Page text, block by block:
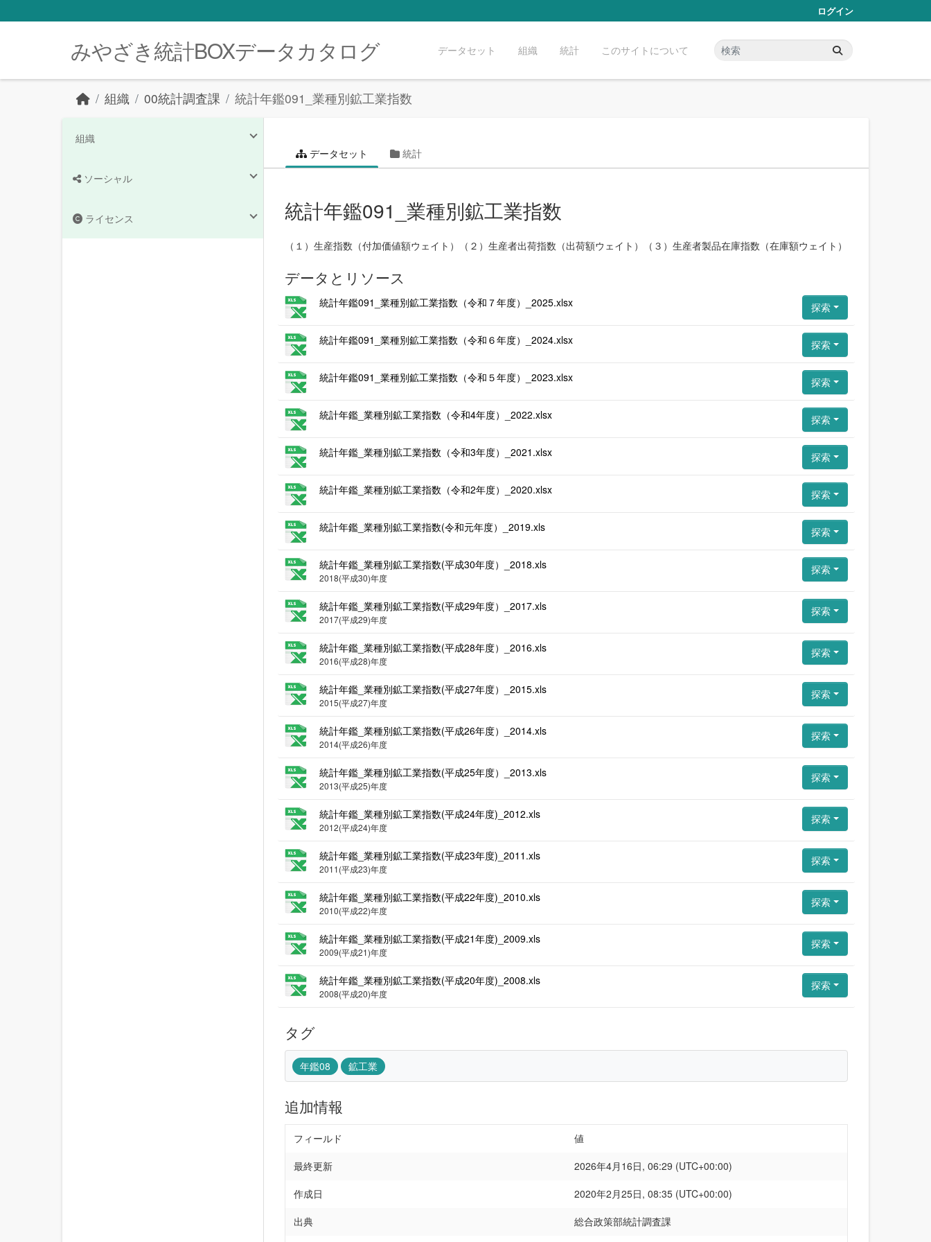
ログイン
みやざき統計BOXデータカタログ データセット 組織 統計 このサイトについて
組織 00統計調査課 統計年鑑091_業種別鉱工業指数
組織
ソーシャル
ライセンス
データセット 統計
統計年鑑091_業種別鉱工業指数
（１）生産指数（付加価値額ウェイト）（２）生産者出荷指数（出荷額ウェイト）（３）生産者製品在庫指数（在庫額ウェイト）
データとリソース
統計年鑑091_業種別鉱工業指数（令和７年度）_2025.xlsx 探索
統計年鑑091_業種別鉱工業指数（令和６年度）_2024.xlsx 探索
統計年鑑091_業種別鉱工業指数（令和５年度）_2023.xlsx 探索
統計年鑑_業種別鉱工業指数（令和4年度）_2022.xlsx 探索
統計年鑑_業種別鉱工業指数（令和3年度）_2021.xlsx 探索
統計年鑑_業種別鉱工業指数（令和2年度）_2020.xlsx 探索
統計年鑑_業種別鉱工業指数(令和元年度）_2019.xls 探索
統計年鑑_業種別鉱工業指数(平成30年度）_2018.xls
2018(平成30)年度
探索
統計年鑑_業種別鉱工業指数(平成29年度）_2017.xls
2017(平成29)年度
探索
統計年鑑_業種別鉱工業指数(平成28年度）_2016.xls
2016(平成28)年度
探索
統計年鑑_業種別鉱工業指数(平成27年度）_2015.xls
2015(平成27)年度
探索
統計年鑑_業種別鉱工業指数(平成26年度）_2014.xls
2014(平成26)年度
探索
統計年鑑_業種別鉱工業指数(平成25年度）_2013.xls
2013(平成25)年度
探索
統計年鑑_業種別鉱工業指数(平成24年度)_2012.xls
2012(平成24)年度
探索
統計年鑑_業種別鉱工業指数(平成23年度)_2011.xls
2011(平成23)年度
探索
統計年鑑_業種別鉱工業指数(平成22年度)_2010.xls
2010(平成22)年度
探索
統計年鑑_業種別鉱工業指数(平成21年度)_2009.xls
2009(平成21)年度
探索
統計年鑑_業種別鉱工業指数(平成20年度)_2008.xls
2008(平成20)年度
探索
タグ
年鑑08 鉱工業
追加情報
フィールド
値
最終更新
2026年4月16日, 06:29 (UTC+00:00)
作成日
2020年2月25日, 08:35 (UTC+00:00)
出典
総合政策部統計調査課